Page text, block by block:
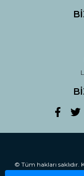
© Tüm hakları saklıdır.